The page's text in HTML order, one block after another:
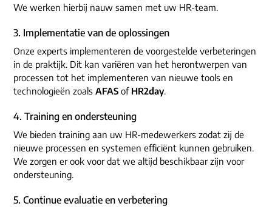
We werken hierbij nauw samen met uw HR-team.
3. Implementatie van de oplossingen
Onze experts implementeren de voorgestelde verbeteringen
in de praktijk. Dit kan variëren van het herontwerpen van
processen tot het implementeren van nieuwe tools en
technologieën zoals AFAS of HR2day.
4. Training en ondersteuning
We bieden training aan uw HR-medewerkers zodat zij de
nieuwe processen en systemen efficiënt kunnen gebruiken.
We zorgen er ook voor dat we altijd beschikbaar zijn voor
ondersteuning.
5. Continue evaluatie en verbetering